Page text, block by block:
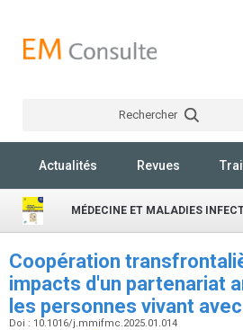
Rechercher
Actualités Revues
MÉDECINE ET MALADIES
Coopération
impacts d'un partenariat
les personnes vivant
Doi : 10.1016/j.mmifmc.2025.01.014